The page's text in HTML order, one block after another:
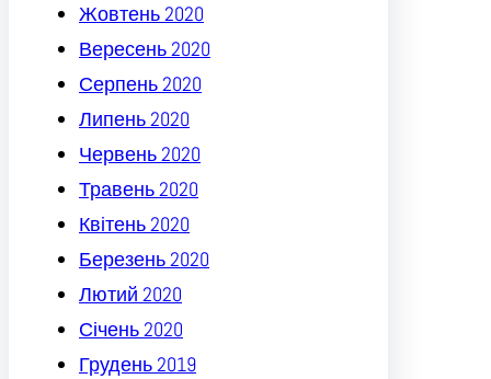
Жовтень 2020
Вересень 2020
Серпень 2020
Липень 2020
Червень 2020
Травень 2020
Квітень 2020
Березень 2020
Лютий 2020
Січень 2020
Грудень 2019